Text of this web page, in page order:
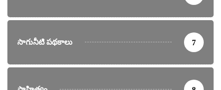
సాగునీటి పథకాలు 7